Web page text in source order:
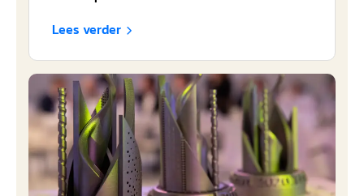
Lees verder 